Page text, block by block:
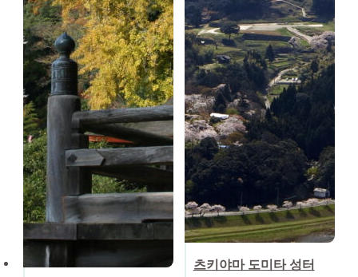
츠키야마 도미타 성터